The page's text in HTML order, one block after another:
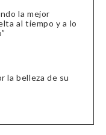
la mejor
al tiempo y a lo
la belleza de su